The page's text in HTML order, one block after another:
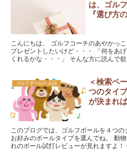
は、ゴル
『選び方
こんにちは、 ゴルフコーチのあやかっ
プレゼントしたいけど・・・ 「何をあ
くれるかな・・・」 そんな方に読んで
ゴルフボールの お話
＜検索ペ
つのタイ
が決まれ
このブログでは、ゴルフボールを４つの
お好みのボールタイプを選んでね。 動
れのボール試打レビューが見れますよ